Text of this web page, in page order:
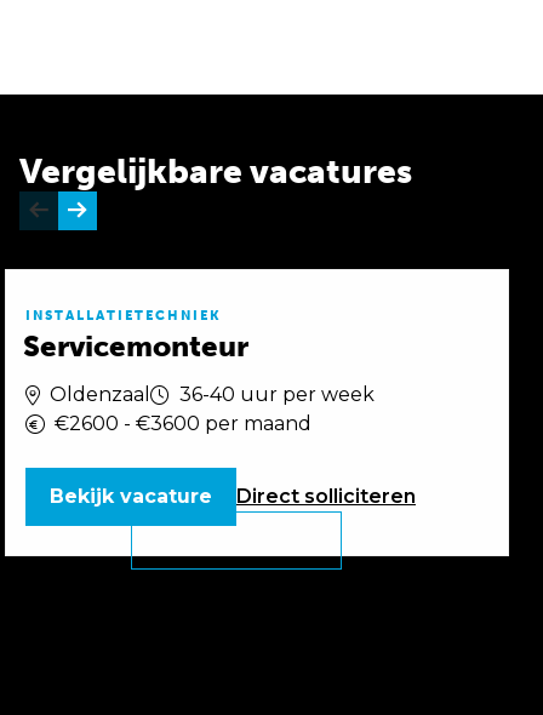
Vergelijkbare vacatures
INSTALLATIETECHNIEK
Servicemonteur
Oldenzaal
36-40 uur per week
€2600 - €3600 per maand
Direct solliciteren
Bekijk vacature